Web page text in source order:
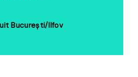
București/Ilfov